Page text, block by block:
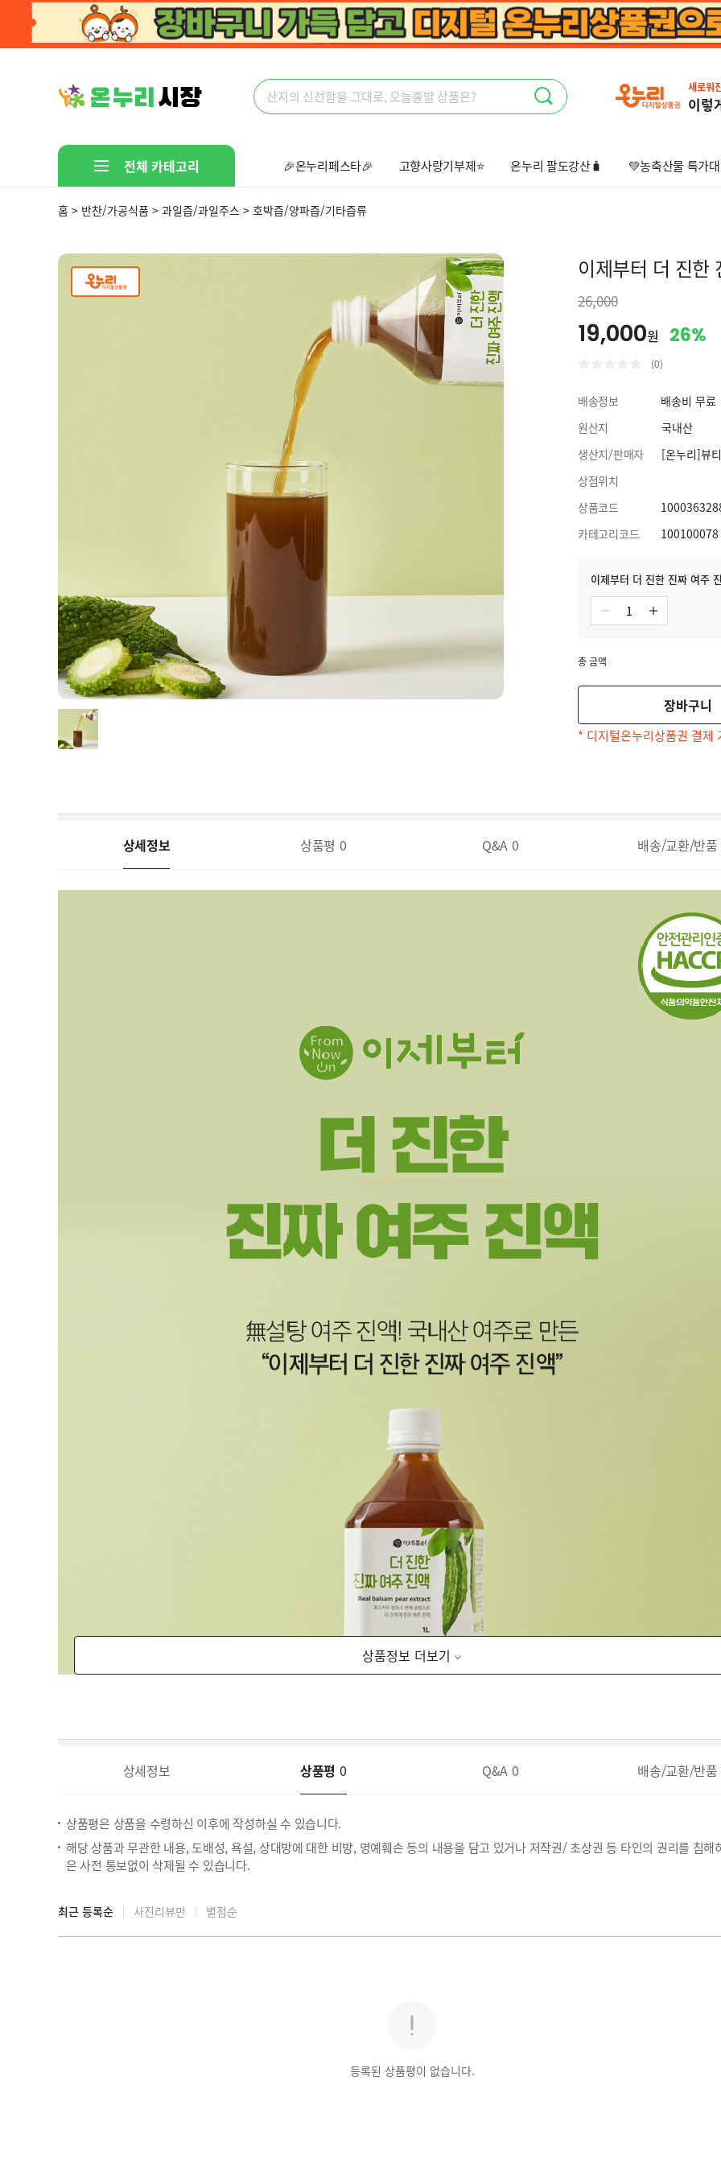
새로워
이렇
전체 카테고리
선착순 핫딜
🎉온누리페스타🎉 고향사랑기부제⭐ 온누리 팔도강산🧳 💚농축산물 특가
🤩다있다!만물상회🤩
홈 > 반찬/가공식품 > 과일즙/과일주스 > 호박즙/양파즙/기타즙류
이제부터 더 진한
26,000
19,000원 26%
(0)
배송정보
배송비 무료
원산지
국내산
생산지/판매자
[온누리]뷰
상점위치
상품코드
카테고리코드
100100078
이제부터 더 진한 진짜 여주
총 금액
장바구니
* 디지털온누리상품권 결제
상세정보 상품평 0 Q&A 0 배송/교환/반품
상품정보
상세정보 상품평 0 Q&A 0 배송/교환/반품
상품평은 상품을 수령하신 이후에 작성하실 수 있습니다.
해당 상품과 무관한 내용, 도배성, 욕설, 상대방에 대한 비방, 명예훼손 등의 내용을 담고 있거나 저작권/ 초상권 등 타인의 권리를 침해
은 사전 통보없이 삭제될 수 있습니다.
최근 등록순 사진리뷰만 별점순
등록된 상품평이 없습니다.